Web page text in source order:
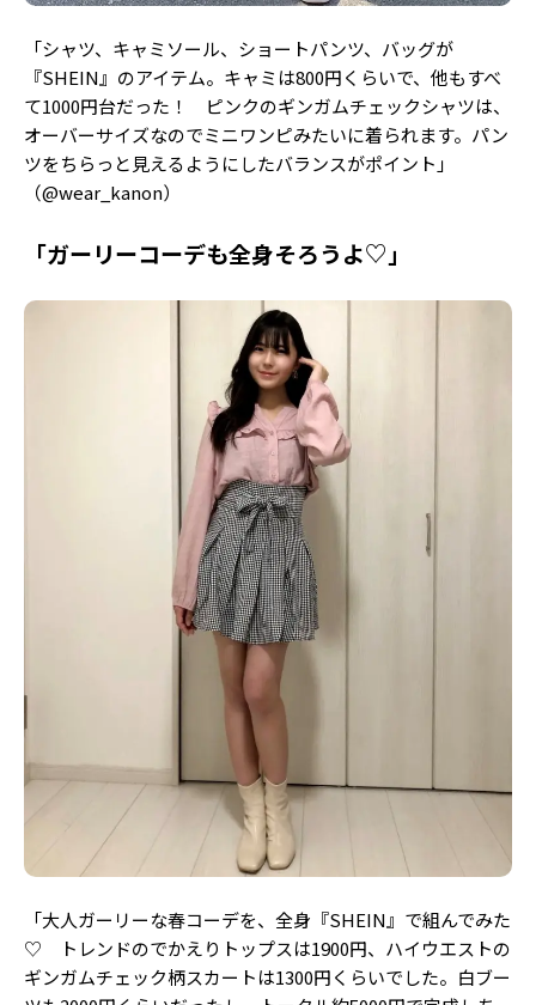
「シャツ、キャミソール、ショートパンツ、バッグが
『SHEIN』のアイテム。キャミは800円くらいで、他もすべ
て1000円台だった！ ピンクのギンガムチェックシャツは、
オーバーサイズなのでミニワンピみたいに着られます。パン
ツをちらっと見えるようにしたバランスがポイント」
（@wear_kanon）
「ガーリーコーデも全身そろうよ♡」
「大人ガーリーな春コーデを、全身『SHEIN』で組んでみた
♡ トレンドのでかえりトップスは1900円、ハイウエストの
ギンガムチェック柄スカートは1300円くらいでした。白ブー